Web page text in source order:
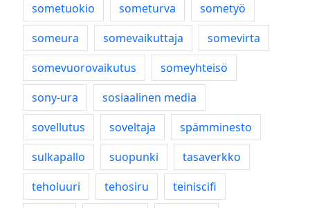
sometuokio
someturva
sometyö
someura
somevaikuttaja
somevirta
somevuorovaikutus
someyhteisö
sony-ura
sosiaalinen media
sovellutus
soveltaja
spämminesto
sulkapallo
suopunki
tasaverkko
teholuuri
tehosiru
teiniscifi